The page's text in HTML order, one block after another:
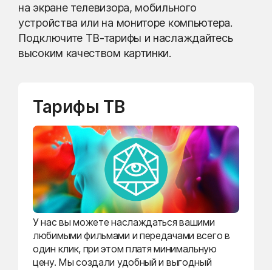
на экране телевизора, мобильного
устройства или на мониторе компьютера.
Подключите ТВ-тарифы и наслаждайтесь
высоким качеством картинки.
Тарифы ТВ
У нас вы можете наслаждаться вашими
любимыми фильмами и передачами всего в
один клик, при этом платя минимальную
цену. Мы создали удобный и выгодный